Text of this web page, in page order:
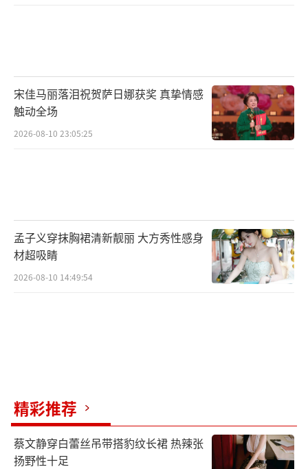
宋佳马丽落泪祝贺萨日娜获奖 真挚情感
触动全场
2026-08-10 23:05:25
孟子义穿抹胸裙清新靓丽 大方秀性感身
材超吸睛
2026-08-10 14:49:54
精彩推荐
蔡文静穿白蕾丝吊带搭豹纹长裙 热辣张
扬野性十足